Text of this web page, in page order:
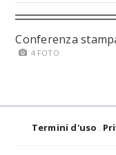
Conferenza
4 FOTO
Termini d'uso